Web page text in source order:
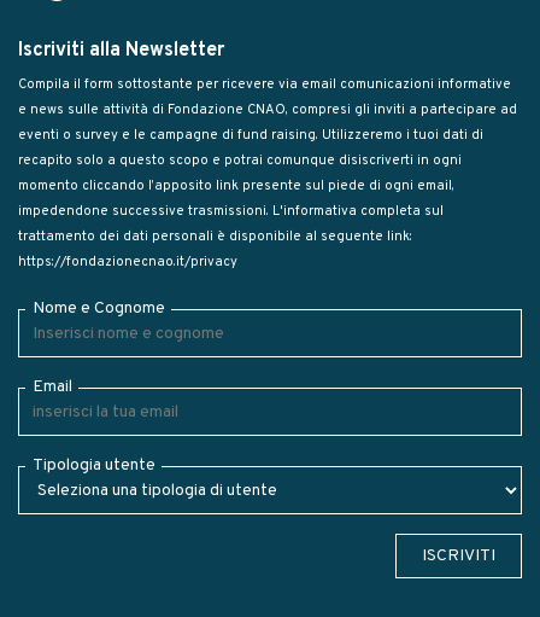
Iscriviti alla Newsletter
Compila il form sottostante per ricevere via email comunicazioni informative
e news sulle attività di Fondazione CNAO, compresi gli inviti a partecipare ad
eventi o survey e le campagne di fund raising. Utilizzeremo i tuoi dati di
recapito solo a questo scopo e potrai comunque disiscriverti in ogni
momento cliccando l’apposito link presente sul piede di ogni email,
impedendone successive trasmissioni. L'informativa completa sul
trattamento dei dati personali è disponibile al seguente link:
https://fondazionecnao.it/privacy
Nome e Cognome
Email
Tipologia utente
ISCRIVITI